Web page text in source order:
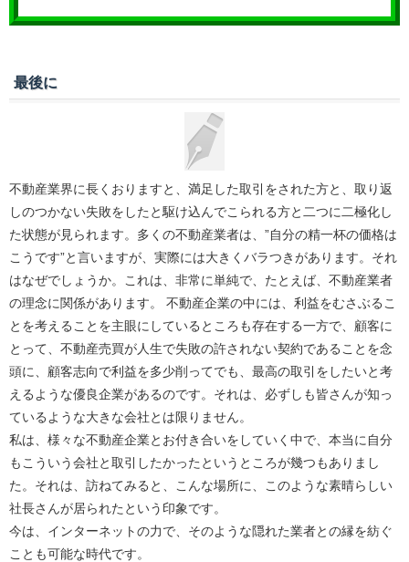
最後に
不動産業界に長くおりますと、満足した取引をされた方と、取り返
しのつかない失敗をしたと駆け込んでこられる方と二つに二極化し
た状態が見られます。多くの不動産業者は、”自分の精一杯の価格は
こうです”と言いますが、実際には大きくバラつきがあります。それ
はなぜでしょうか。これは、非常に単純で、たとえば、不動産業者
の理念に関係があります。 不動産企業の中には、利益をむさぶるこ
とを考えることを主眼にしているところも存在する一方で、顧客に
とって、不動産売買が人生で失敗の許されない契約であることを念
頭に、顧客志向で利益を多少削ってでも、最高の取引をしたいと考
えるような優良企業があるのです。それは、必ずしも皆さんが知っ
ているような大きな会社とは限りません。
私は、様々な不動産企業とお付き合いをしていく中で、本当に自分
もこういう会社と取引したかったというところが幾つもありまし
た。それは、訪ねてみると、こんな場所に、このような素晴らしい
社長さんが居られたという印象です。
今は、インターネットの力で、そのような隠れた業者との縁を紡ぐ
ことも可能な時代です。